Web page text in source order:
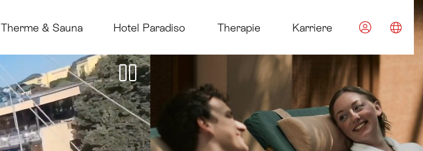
Therme & Sauna Hotel Paradiso Therapie Karriere im
Pause